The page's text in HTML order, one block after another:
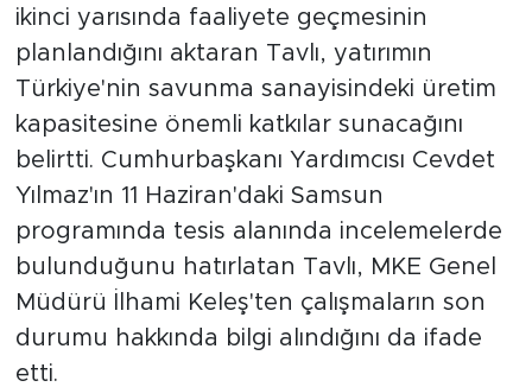
ikinci yarısında faaliyete geçmesinin
planlandığını aktaran Tavlı, yatırımın
Türkiye'nin savunma sanayisindeki üretim
kapasitesine önemli katkılar sunacağını
belirtti. Cumhurbaşkanı Yardımcısı Cevdet
Yılmaz'ın 11 Haziran'daki Samsun
programında tesis alanında incelemelerde
bulunduğunu hatırlatan Tavlı, MKE Genel
Müdürü İlhami Keleş'ten çalışmaların son
durumu hakkında bilgi alındığını da ifade
etti.